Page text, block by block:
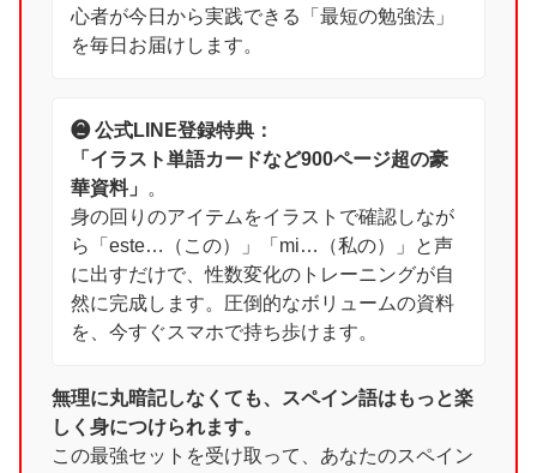
心者が今日から実践できる「最短の勉強法」
を毎日お届けします。
❷ 公式LINE登録特典：
「イラスト単語カードなど900ページ超の豪
華資料」
。
身の回りのアイテムをイラストで確認しなが
ら「este…（この）」「mi…（私の）」と声
に出すだけで、性数変化のトレーニングが自
然に完成します。圧倒的なボリュームの資料
を、今すぐスマホで持ち歩けます。
無理に丸暗記しなくても、スペイン語はもっと楽
しく身につけられます。
この最強セットを受け取って、あなたのスペイン